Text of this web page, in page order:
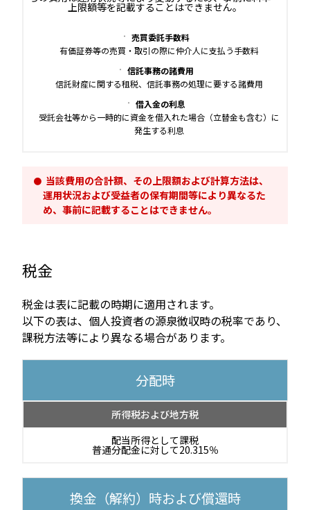
上限額等を記載することはできません。
売買委託手数料
有価証券等の売買・取引の際に仲介人に支払う手数料
信託事務の諸費用
信託財産に関する租税、信託事務の処理に要する諸費用
借入金の利息
受託会社等から一時的に資金を借入れた場合（立替金も含む）に
発生する利息
当該費用の合計額、その上限額および計算方法は、
運用状況および受益者の保有期間等により異なるた
め、事前に記載することはできません。
税金
税金は表に記載の時期に適用されます。
以下の表は、個人投資者の源泉徴収時の税率であり、
課税方法等により異なる場合があります。
分配時
所得税および地方税
配当所得として課税
普通分配金に対して20.315％
換金（解約）時および償還時